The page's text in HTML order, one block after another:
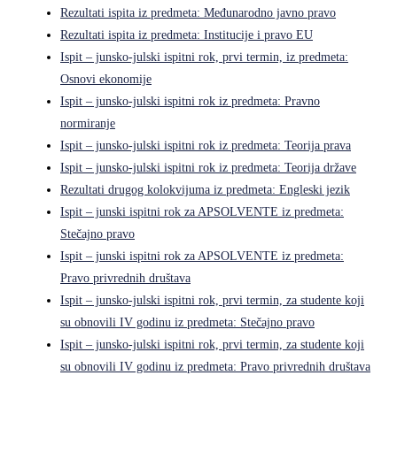
Rezultati ispita iz predmeta: Međunarodno javno pravo
Rezultati ispita iz predmeta: Institucije i pravo EU
Ispit – junsko-julski ispitni rok, prvi termin, iz predmeta:
Osnovi ekonomije
Ispit – junsko-julski ispitni rok iz predmeta: Pravno
normiranje
Ispit – junsko-julski ispitni rok iz predmeta: Teorija prava
Ispit – junsko-julski ispitni rok iz predmeta: Teorija države
Rezultati drugog kolokvijuma iz predmeta: Engleski jezik
Ispit – junski ispitni rok za APSOLVENTE iz predmeta:
Stečajno pravo
Ispit – junski ispitni rok za APSOLVENTE iz predmeta:
Pravo privrednih društava
Ispit – junsko-julski ispitni rok, prvi termin, za studente koji
su obnovili IV godinu iz predmeta: Stečajno pravo
Ispit – junsko-julski ispitni rok, prvi termin, za studente koji
su obnovili IV godinu iz predmeta: Pravo privrednih društava